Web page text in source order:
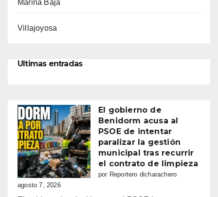
Marina Baja
Villajoyosa
Ultimas entradas
El gobierno de
Benidorm acusa al
PSOE de intentar
paralizar la gestión
municipal tras recurrir
el contrato de limpieza
por Reportero dicharachero
agosto 7, 2026